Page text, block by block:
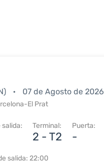
07 de Agosto de 2026
El Prat
salida: Terminal:
2 - T2
Puerta:
-
salida: 22:00